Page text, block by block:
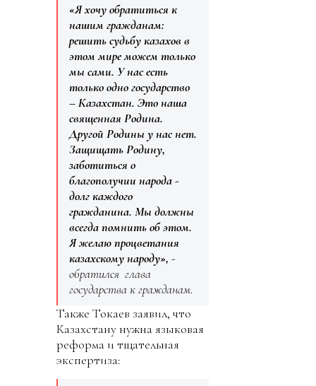
«Я хочу обратиться к
нашим гражданам:
решить судьбу казахов в
этом мире можем только
мы сами. У нас есть
только одно государство
– Казахстан. Это наша
священная Родина.
Другой Родины у нас нет.
Защищать Родину,
заботиться о
благополучии народа -
долг каждого
гражданина. Мы должны
всегда помнить об этом.
Я желаю процветания
казахскому народу», -
обратился глава
государства к гражданам.
Также Токаев заявил, что
Казахстану нужна языковая
реформа и тщательная
экспертиза: